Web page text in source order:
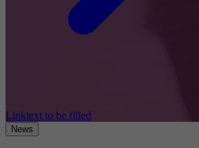
Linktext to be filled
News